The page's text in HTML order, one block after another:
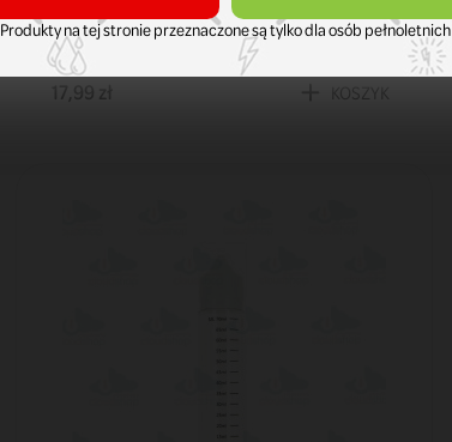
Smok
Kartridż Smok Solus 0,9 ohm
17,99 zł KOSZYK
Produkty na tej stronie przeznaczone są tylko dla osób pełnoletnich